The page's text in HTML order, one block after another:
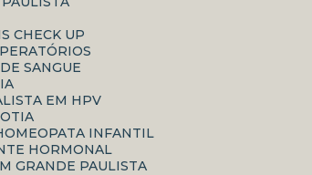
CHECK UP
SANGUE
EM HPV
HOMEOPATA INFANTIL
HORMONAL
GRANDE PAULISTA